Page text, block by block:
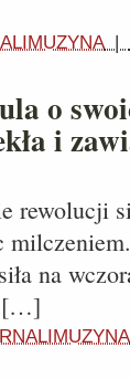
|
o
i
rewolucji
na
[…]